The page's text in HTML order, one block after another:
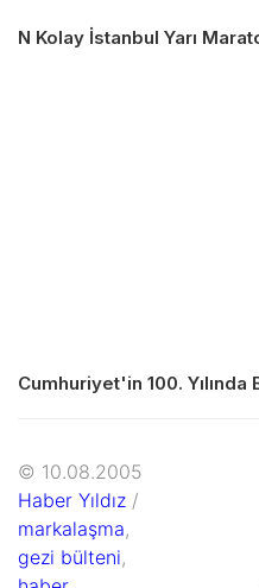
N Kolay İstanbul Yarı
Cumhuriyet'in 100.
© 10.08.2005
Haber Yıldız /
markalaşma,
gezi bülteni,